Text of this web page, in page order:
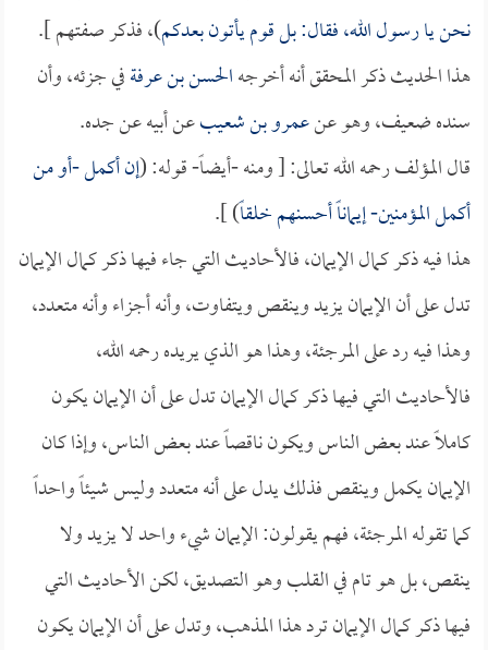
نحن يا رسول الله، فقال: بل قوم يأتون بعدكم)، فذكر صفتهم ].
هذا الحديث ذكر المحقق أنه أخرجهالحسن بن عرفةفي جزئه، وأن
سنده ضعيف، وهو عنعمرو بن شعيبعن أبيه عن جده.
قال المؤلف رحمه الله تعالى: [ ومنه -أيضاً- قوله: (إن أكمل -أو من
أكمل المؤمنين- إيماناً أحسنهم خلقاً) ].
هذا فيه ذكر كمال الإيمان، فالأحاديث التي جاء فيها ذكر كمال الإيمان
تدل على أن الإيمان يزيد وينقص ويتفاوت، وأنه أجزاء وأنه متعدد،
وهذا فيه رد على المرجئة، وهذا هو الذي يريده رحمه الله،
فالأحاديث التي فيها ذكر كمال الإيمان تدل على أن الإيمان يكون
كاملاً عند بعض الناس ويكون ناقصاً عند بعض الناس، وإذا كان
الإيمان يكمل وينقص فذلك يدل على أنه متعدد وليس شيئاً واحداً
كما تقوله المرجئة، فهم يقولون: الإيمان شيء واحد لا يزيد ولا
ينقص، بل هو تام في القلب وهو التصديق، لكن الأحاديث التي
فيها ذكر كمال الإيمان ترد هذا المذهب، وتدل على أن الإيمان يكون